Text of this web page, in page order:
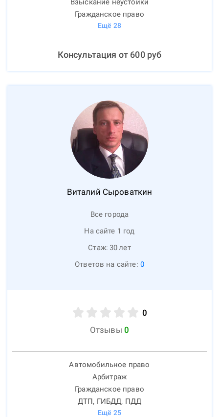
Взыскание неустойки
Гражданское право
Ещё 28
Консультация от 600руб
Виталий Сыроваткин
Все города
На сайте 1 год
Стаж: 30лет
Ответов на сайте: 0
0
Отзывы 0
Автомобильное право
Арбитраж
Гражданское право
ДТП, ГИБДД, ПДД
Ещё 25